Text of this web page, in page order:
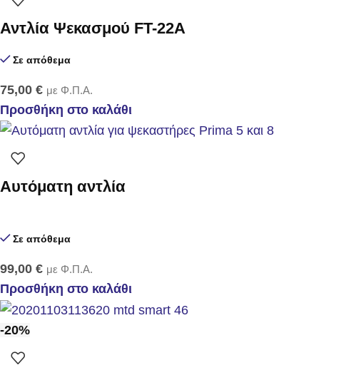
Αντλία Ψεκασμού FT-22Α
Σε απόθεμα
75,00 € με Φ.Π.Α.
Προσθήκη στο καλάθι
Αυτόματη αντλία
Σε απόθεμα
99,00 € με Φ.Π.Α.
Προσθήκη στο καλάθι
-20%